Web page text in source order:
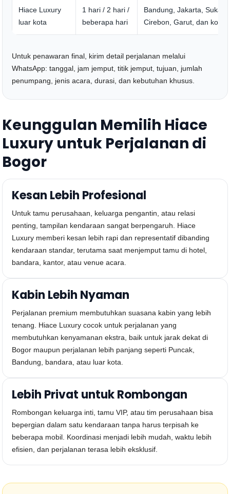
Hiace Luxury
luar kota
1 hari / 2 hari /
beberapa hari
Bandung, Jakarta,
Cirebon, Garut, dan kota
Untuk penawaran final, kirim detail perjalanan melalui
WhatsApp: tanggal, jam jemput, titik jemput, tujuan, jumlah
penumpang, jenis acara, durasi, dan kebutuhan khusus.
Keunggulan Memilih Hiace
Luxury untuk Perjalanan di
Bogor
Kesan Lebih Profesional
Untuk tamu perusahaan, keluarga pengantin, atau relasi
penting, tampilan kendaraan sangat berpengaruh. Hiace
Luxury memberi kesan lebih rapi dan representatif dibanding
kendaraan standar, terutama saat menjemput tamu di hotel,
bandara, kantor, atau venue acara.
Kabin Lebih Nyaman
Perjalanan premium membutuhkan suasana kabin yang lebih
tenang. Hiace Luxury cocok untuk perjalanan yang
membutuhkan kenyamanan ekstra, baik untuk jarak dekat di
Bogor maupun perjalanan lebih panjang seperti Puncak,
Bandung, bandara, atau luar kota.
Lebih Privat untuk Rombongan
Rombongan keluarga inti, tamu VIP, atau tim perusahaan bisa
bepergian dalam satu kendaraan tanpa harus terpisah ke
beberapa mobil. Koordinasi menjadi lebih mudah, waktu lebih
efisien, dan perjalanan terasa lebih eksklusif.